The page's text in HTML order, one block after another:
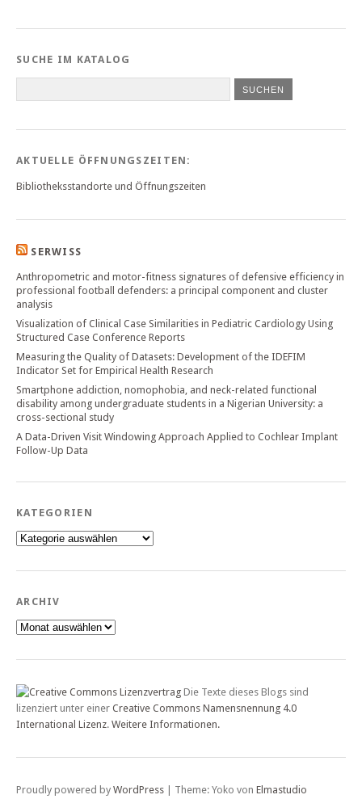
SUCHE IM KATALOG
SUCHEN
AKTUELLE ÖFFNUNGSZEITEN:
Bibliotheksstandorte und Öffnungszeiten
SERWISS
Anthropometric and motor-fitness signatures of defensive efficiency in
professional football defenders: a principal component and cluster
analysis
Visualization of Clinical Case Similarities in Pediatric Cardiology Using
Structured Case Conference Reports
Measuring the Quality of Datasets: Development of the IDEFIM
Indicator Set for Empirical Health Research
Smartphone addiction, nomophobia, and neck-related functional
disability among undergraduate students in a Nigerian University: a
cross-sectional study
A Data-Driven Visit Windowing Approach Applied to Cochlear Implant
Follow-Up Data
KATEGORIEN
Kategorien
ARCHIV
Archiv
Die Texte dieses Blogs sind
lizenziert unter einer Creative Commons Namensnennung 4.0
International Lizenz. Weitere Informationen.
Proudly powered by WordPress | Theme: Yoko von Elmastudio